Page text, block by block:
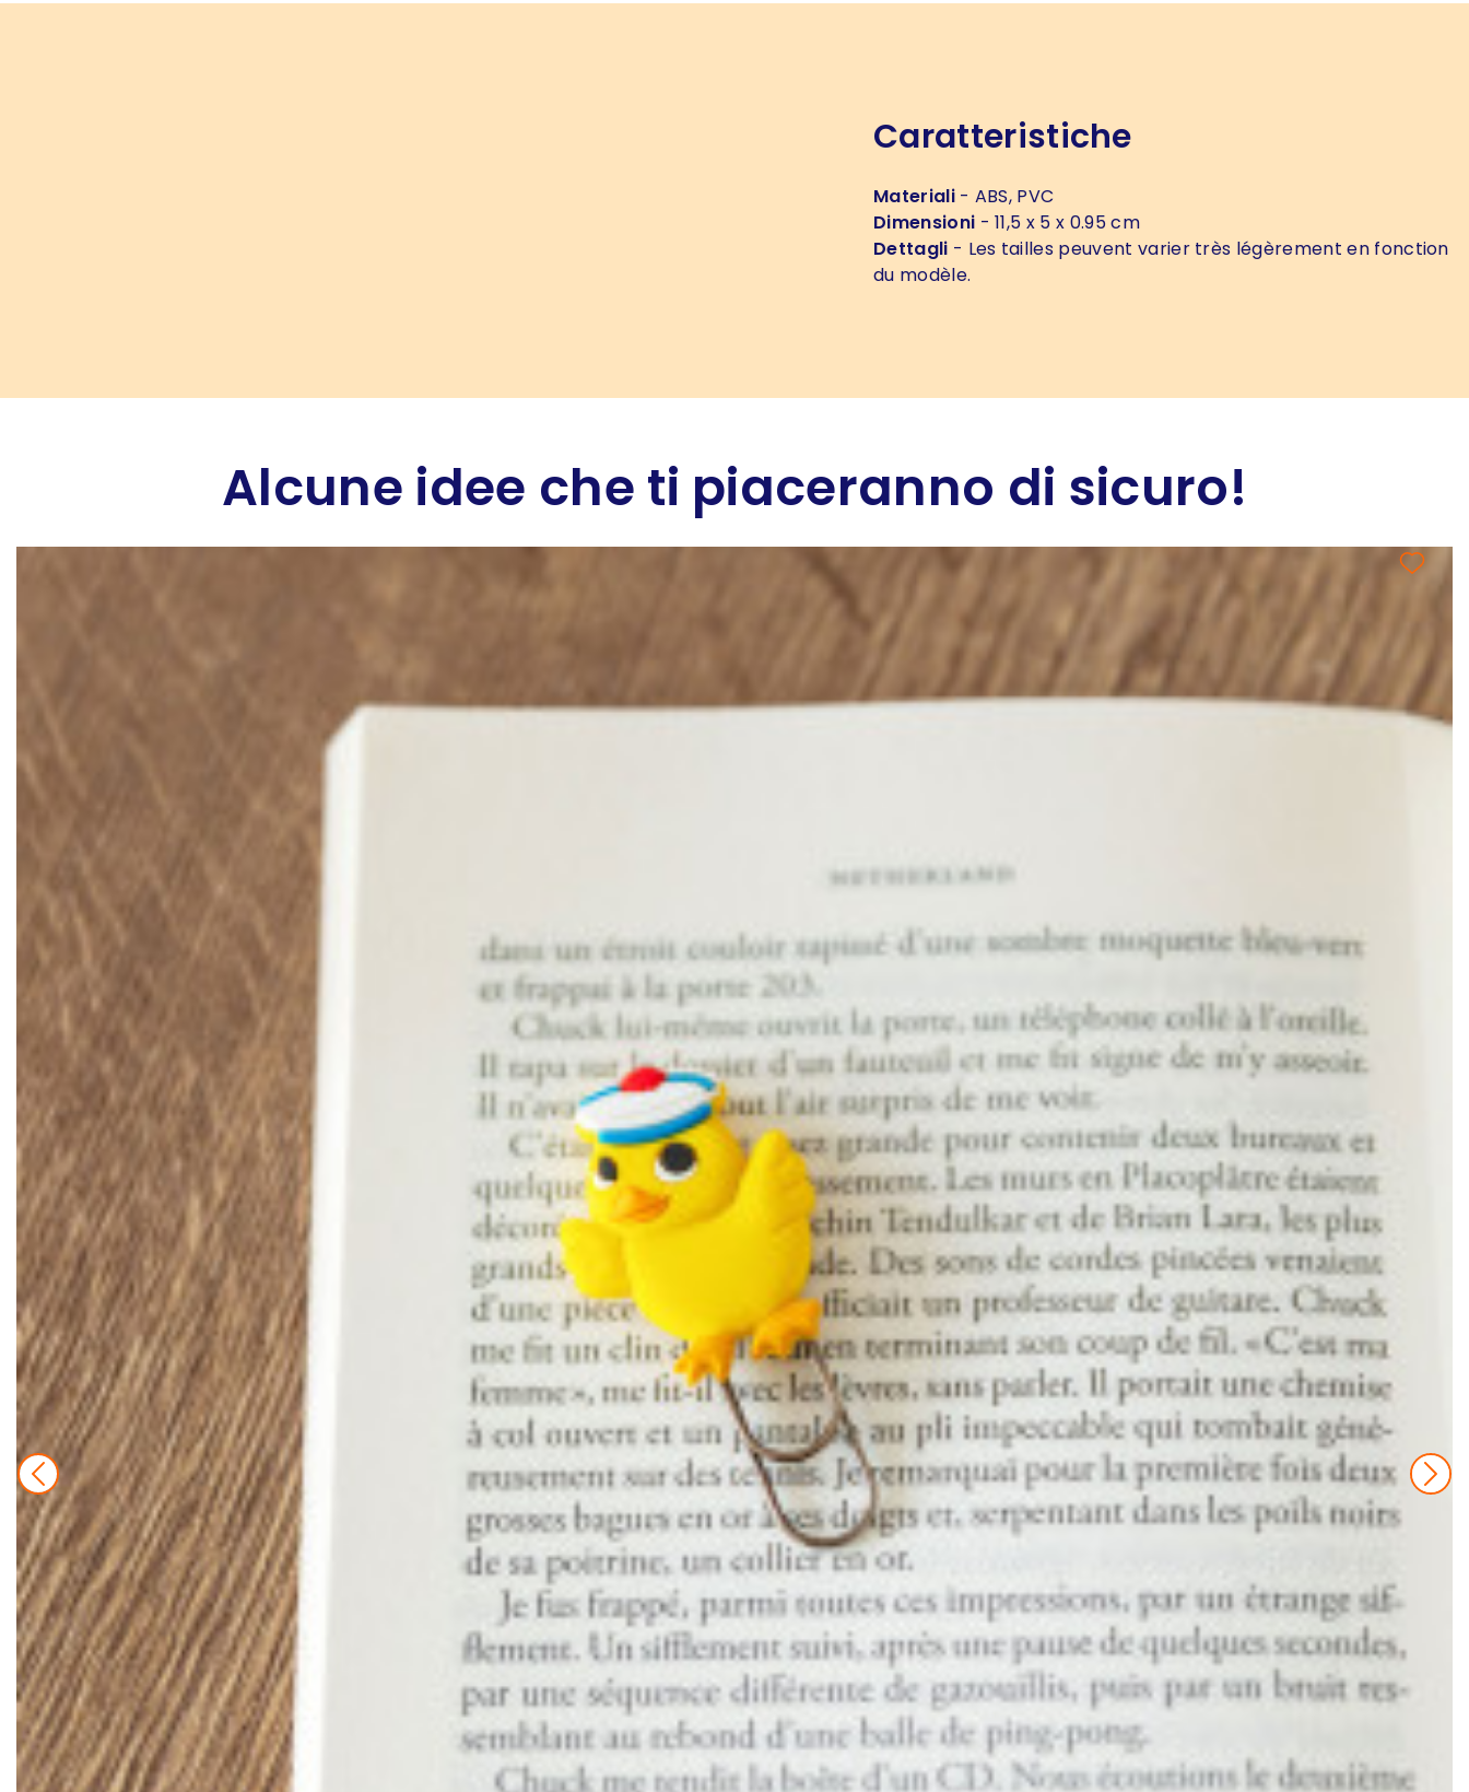
Caratteristiche
Materiali- ABS, PVC
Dimensioni - 11,5 x 5 x 0.95 cm
Dettagli - Les tailles peuvent varier très légèrement en fonction
du modèle.
Alcune idee che ti piaceranno di sicuro!